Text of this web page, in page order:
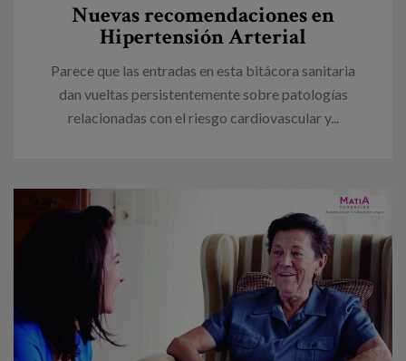
Nuevas recomendaciones en
Hipertensión Arterial
Parece que las entradas en esta bitácora sanitaria
dan vueltas persistentemente sobre patologías
relacionadas con el riesgo cardiovascular y...